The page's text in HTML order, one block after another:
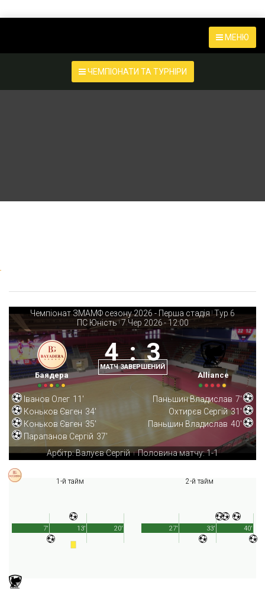
МЕНЮ
ЧЕМПІОНАТИ ТА ТУРНІРИ
Чемпіонат ЗМАМФ сезону 2026 - Перша стадія | Тур 6
ПС Юність | 7 Чер 2026-12:00
Баядера
4 : 3
МАТЧ ЗАВЕРШЕНИЙ
Alliance
Іванов Олег 11'
Коньков Євген 34'
Коньков Євген 35'
Парапанов Сергій 37'
Паньшин Владислав 7'
Охтирєв Сергій 31'
Паньшин Владислав 40'
Арбітр: Валуєв Сергій | Половина матчу: 1-1
1-й тайм
20'
7' 13'
2-й тайм
40'
27' 33'